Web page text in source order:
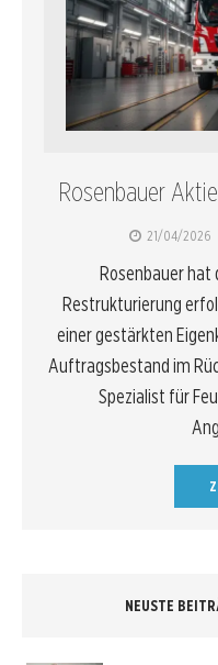
Rosenbauer
21/04/2026
Rosenbauer hat
Restrukturierung
einer gestärkten
Auftragsbestand im
Spezialist für
NEUSTE